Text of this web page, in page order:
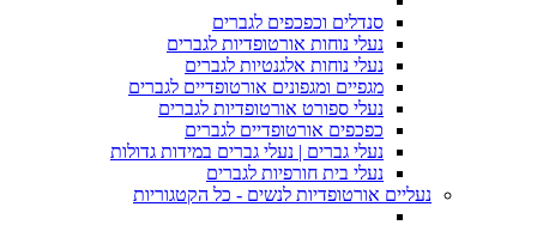
סנדלים וכפכפים לגברים
נעלי נוחות אורטופדיות לגברים
נעלי נוחות אלגנטיות לגברים
מגפיים ומגפונים אורטופדיים לגברים
נעלי ספורט אורטופדיות לגברים
כפכפים אורטופדיים לגברים
נעלי גברים | נעלי גברים במידות גדולות
נעלי בית חורפיות לגברים
נעליים אורטופדיות לנשים - כל הקטגוריות